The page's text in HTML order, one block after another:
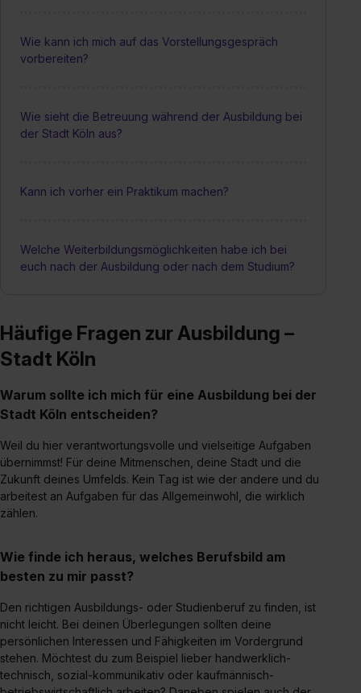
Wie kann ich mich auf das Vorstellungsgespräch
vorbereiten?
Wie sieht die Betreuung während der Ausbildung bei
der Stadt Köln aus?
Kann ich vorher ein Praktikum machen?
Welche Weiterbildungsmöglichkeiten habe ich bei
euch nach der Ausbildung oder nach dem Studium?
Häufige Fragen zur Ausbildung –
Stadt Köln
Warum sollte ich mich für eine Ausbildung bei der
Stadt Köln entscheiden?
Weil du hier verantwortungsvolle und vielseitige Aufgaben
übernimmst! Für deine Mitmenschen, deine Stadt und die
Zukunft deines Umfelds. Kein Tag ist wie der andere und du
arbeitest an Aufgaben für das Allgemeinwohl, die wirklich
zählen.
Wie finde ich heraus, welches Berufsbild am
besten zu mir passt?
Den richtigen Ausbildungs- oder Studienberuf zu finden, ist
nicht leicht. Bei deinen Überlegungen sollten deine
persönlichen Interessen und Fähigkeiten im Vordergrund
stehen. Möchtest du zum Beispiel lieber handwerklich-
technisch, sozial-kommunikativ oder kaufmännisch-